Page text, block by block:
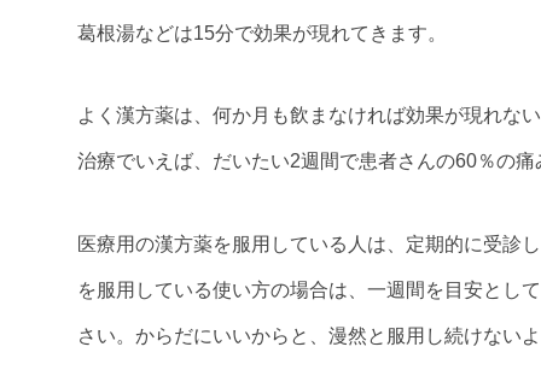
葛根湯などは15分で効果が現れてきます。
よく漢方薬は、何か月も飲まなければ効果が現れな
治療でいえば、だいたい2週間で患者さんの60％の
医療用の漢方薬を服用している人は、定期的に受診
を服用している使い方の場合は、一週間を目安とし
さい。からだにいいからと、漫然と服用し続けない